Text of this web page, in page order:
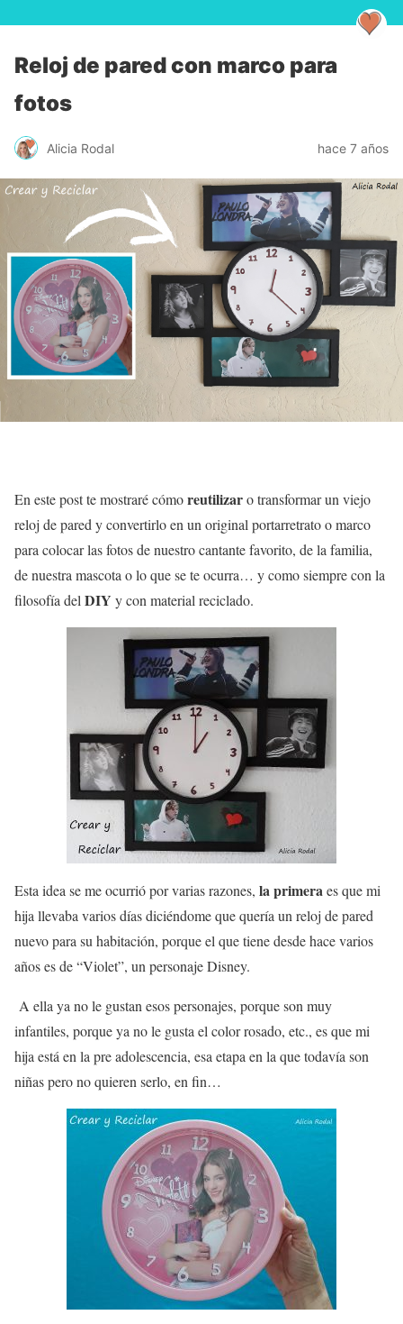
Reloj de pared con marco para
fotos
Alicia Rodal hace 7 años
En este post te mostraré cómoreutilizaro transformar un viejo
reloj de pared y convertirlo en un original portarretrato o marco
para colocar las fotos de nuestro cantante favorito, de la familia,
de nuestra mascota o lo que se te ocurra… y como siempre con la
filosofía del DIY y con material reciclado.
Esta idea se me ocurrió por varias razones, la primeraes que mi
hija llevaba varios días diciéndome que quería un reloj de pared
nuevo para su habitación, porque el que tiene desde hace varios
años es de “Violet”, un personaje Disney.
A ella ya no le gustan esos personajes, porque son muy
infantiles, porque ya no le gusta el color rosado, etc., es que mi
hija está en la pre adolescencia, esa etapa en la que todavía son
niñas pero no quieren serlo, en fin…